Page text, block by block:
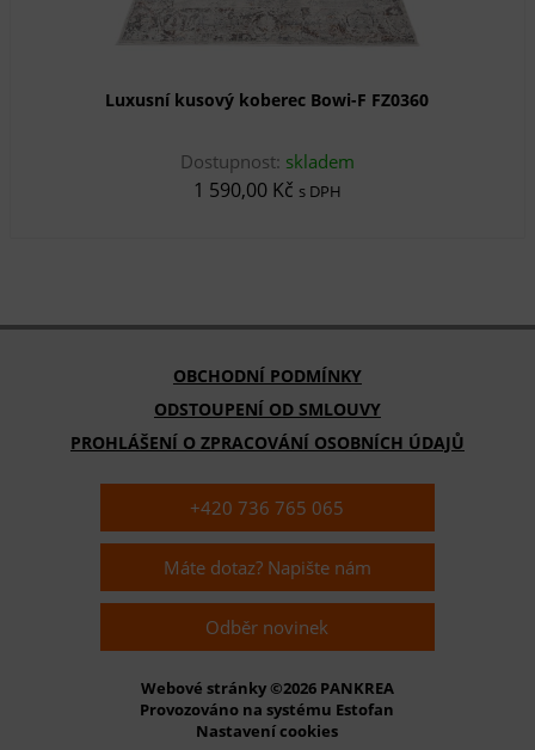
Luxusní kusový koberec Bowi-F FZ0360
Dostupnost: skladem
1 590,00 Kč s DPH
OBCHODNÍ PODMÍNKY
ODSTOUPENÍ OD SMLOUVY
PROHLÁŠENÍ O ZPRACOVÁNÍ OSOBNÍCH ÚDAJŮ
+420 736 765 065
Máte dotaz? Napište nám
Odběr novinek
Webové stránky ©2026 PANKREA
Provozováno na systému Estofan
Nastavení cookies